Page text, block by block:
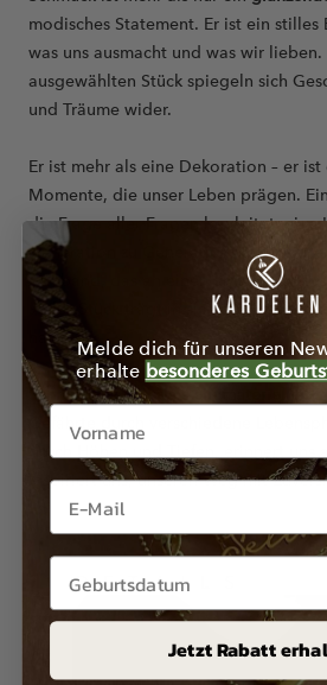
Schmuck ist mehr als nur ein
modisches Statement. Er ist ein stilles
was uns ausmacht und was wir
ausgewählten Stück spiegeln sich
Er ist mehr als eine Dekoration – er
Momente, die unser Leben prägen.
die Frage aller Fragen begleitet, eine
Generation zu Generation
Armband, das an einen
Jedes Stück trägt in sich die Essenz
hat.
Schmuck ist mehr als ein materieller
Gefährte durch verschiedene
durch Höhen und Tiefen, erinnert uns
inspiriert uns, unseren Weg mit
Melde dich für unseren
erhalte besonderes
Jetzt Rabatt